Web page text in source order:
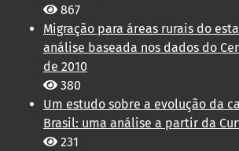
867
Migração para áreas rurais do
análise baseada nos dados do
de 2010
380
Um estudo sobre a evolução da
Brasil: uma análise a partir da
231